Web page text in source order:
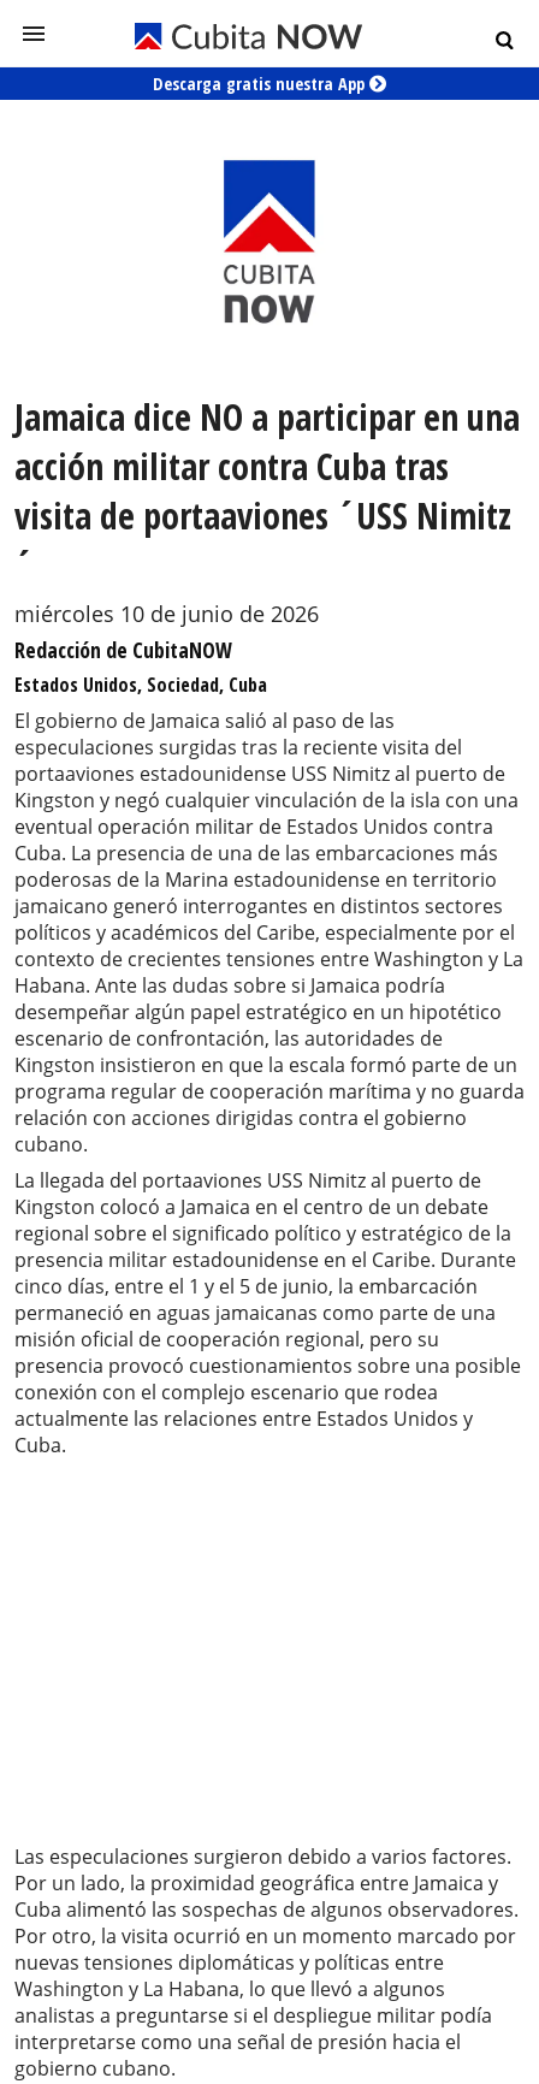
Descarga gratis nuestra App
Jamaica dice NO a participar en una
acción militar contra Cuba tras
visita de portaaviones ´USS Nimitz
´
miércoles 10 de junio de 2026
Redacción de CubitaNOW
Estados Unidos, Sociedad, Cuba
El gobierno de Jamaica salió al paso de las
especulaciones surgidas tras la reciente visita del
portaaviones estadounidense USS Nimitz al puerto de
Kingston y negó cualquier vinculación de la isla con una
eventual operación militar de Estados Unidos contra
Cuba. La presencia de una de las embarcaciones más
poderosas de la Marina estadounidense en territorio
jamaicano generó interrogantes en distintos sectores
políticos y académicos del Caribe, especialmente por el
contexto de crecientes tensiones entre Washington y La
Habana. Ante las dudas sobre si Jamaica podría
desempeñar algún papel estratégico en un hipotético
escenario de confrontación, las autoridades de
Kingston insistieron en que la escala formó parte de un
programa regular de cooperación marítima y no guarda
relación con acciones dirigidas contra el gobierno
cubano.
La llegada del portaaviones USS Nimitz al puerto de
Kingston colocó a Jamaica en el centro de un debate
regional sobre el significado político y estratégico de la
presencia militar estadounidense en el Caribe. Durante
cinco días, entre el 1 y el 5 de junio, la embarcación
permaneció en aguas jamaicanas como parte de una
misión oficial de cooperación regional, pero su
presencia provocó cuestionamientos sobre una posible
conexión con el complejo escenario que rodea
actualmente las relaciones entre Estados Unidos y
Cuba.
Las especulaciones surgieron debido a varios factores.
Por un lado, la proximidad geográfica entre Jamaica y
Cuba alimentó las sospechas de algunos observadores.
Por otro, la visita ocurrió en un momento marcado por
nuevas tensiones diplomáticas y políticas entre
Washington y La Habana, lo que llevó a algunos
analistas a preguntarse si el despliegue militar podía
interpretarse como una señal de presión hacia el
gobierno cubano.